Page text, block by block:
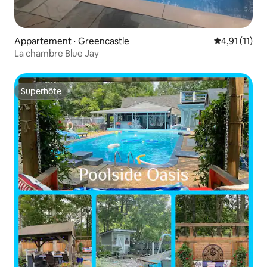
Appartement ⋅ Greencastle Évaluation
4,91 (11)
La chambre Blue Jay
Superhôte
Superhôte